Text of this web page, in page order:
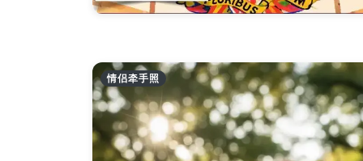
情侣牵手照